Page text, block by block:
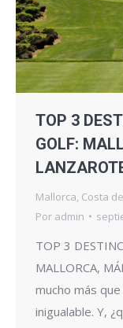
TOP 3
GOLF:
Mallorca Costa
Por admin
TOP 3
MALLORCA,
mucho más
inigualable. Y,